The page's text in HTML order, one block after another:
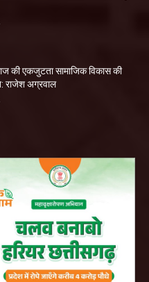
की एकजुटता सामाजिक विकास की
राजेश अग्रवाल